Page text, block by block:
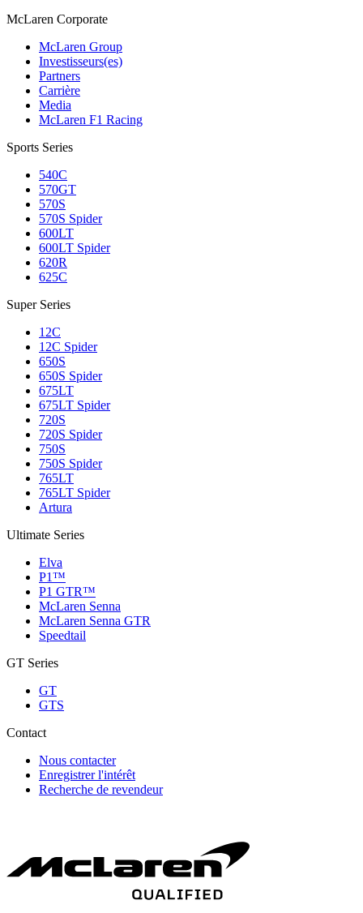
McLaren Corporate
McLaren Group
Investisseurs(es)
Partners
Carrière
Media
McLaren F1 Racing
Sports Series
540C
570GT
570S
570S Spider
600LT
600LT Spider
620R
625C
Super Series
12C
12C Spider
650S
650S Spider
675LT
675LT Spider
720S
720S Spider
750S
750S Spider
765LT
765LT Spider
Artura
Ultimate Series
Elva
P1™
P1 GTR™
McLaren Senna
McLaren Senna GTR
Speedtail
GT Series
GT
GTS
Contact
Nous contacter
Enregistrer l'intérêt
Recherche de revendeur